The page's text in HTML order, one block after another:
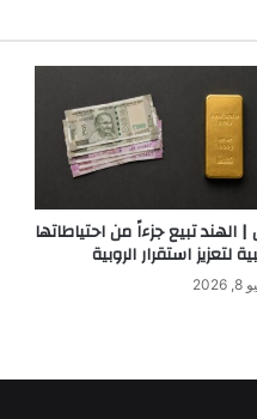
الهند تبيع جزءاً من احتياطاتها
لتعزيز استقرار الروبية